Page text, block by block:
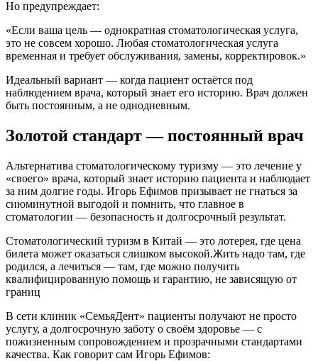
Но предупреждает:
«Если ваша цель — однократная стоматологическая услуга,
это не совсем хорошо. Любая стоматологическая услуга
временная и требует обслуживания, замены, корректировок.»
Идеальный вариант — когда пациент остаётся под
наблюдением врача, который знает его историю. Врач должен
быть постоянным, а не однодневным.
Золотой стандарт — постоянный врач
Альтернатива стоматологическому туризму — это лечение у
«своего» врача, который знает историю пациента и наблюдает
за ним долгие годы. Игорь Ефимов призывает не гнаться за
сиюминутной выгодой и помнить, что главное в
стоматологии — безопасность и долгосрочный результат.
Стоматологический туризм в Китай — это лотерея, где цена
билета может оказаться слишком высокой.Жить надо там, где
родился, а лечиться — там, где можно получить
квалифицированную помощь и гарантию, не зависящую от
границ
В сети клиник «СемьяДент» пациенты получают не просто
услугу, а долгосрочную заботу о своём здоровье — с
пожизненным сопровождением и прозрачными стандартами
качества. Как говорит сам Игорь Ефимов: